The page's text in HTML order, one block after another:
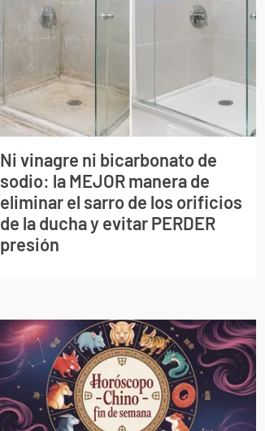
Ni vinagre ni bicarbonato de
sodio: la MEJOR manera de
eliminar el sarro de los orificios
de la ducha y evitar PERDER
presión